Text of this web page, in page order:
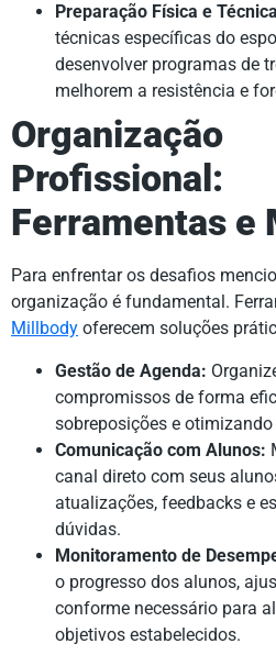
Preparação Física e
técnicas específicas do
desenvolver programas de
melhorem a resistência e
Organização
Profissional:
Ferramentas e
Para enfrentar os desafios
organização é fundamental.
Millbody oferecem soluções
Gestão de Agenda:
compromissos de forma
sobreposições e
Comunicação com Alunos:
canal direto com seus
atualizações, feedbacks e
dúvidas.
Monitoramento de
o progresso dos alunos,
conforme necessário para
objetivos estabelecidos.